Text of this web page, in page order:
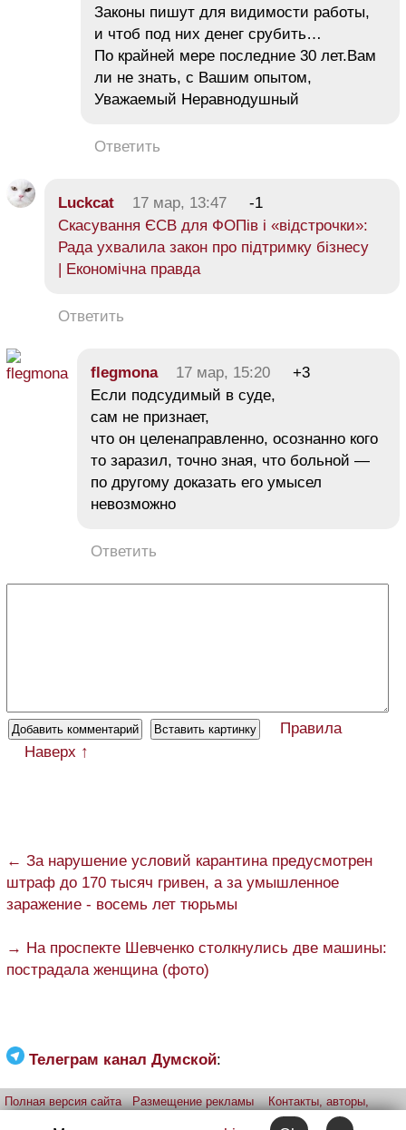
Законы пишут для видимости работы,
и чтоб под них денег срубить…
По крайней мере последние 30 лет.Вам
ли не знать, с Вашим опытом,
Уважаемый Неравнодушный
Ответить
Luckcat 17 мар, 13:47
-1
Скасування ЄСВ для ФОПів і «відстрочки»:
Рада ухвалила закон про підтримку бізнесу
| Економічна правда
Ответить
flegmona 17 мар, 15:20
+3
Если подсудимый в суде,
сам не признает,
что он целенаправленно, осознанно кого
то заразил, точно зная, что больной —
по другому доказать его умысел
невозможно
Ответить
Правила
Наверх ↑
← За нарушение условий карантина предусмотрен
штраф до 170 тысяч гривен, а за умышленное
заражение - восемь лет тюрьмы
→ На проспекте Шевченко столкнулись две машины:
пострадала женщина (фото)
Телеграм канал Думской:
Полная версия сайта Размещение рекламы
Контакты, авторы,
iPhone